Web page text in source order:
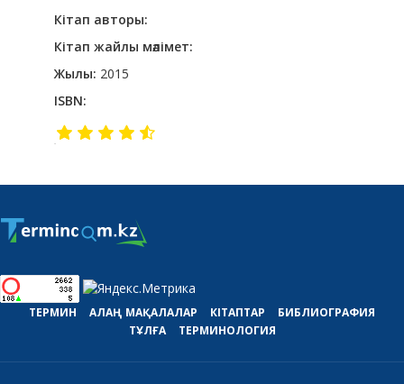
Кітап авторы:
Кітап жайлы мәлімет:
Жылы: 2015
ISBN:
ТЕРМИН АЛАҢ МАҚАЛАЛАР КІТАПТАР
БИБЛИОГРАФИЯ
ТҰЛҒА
ТЕРМИНОЛОГИЯ